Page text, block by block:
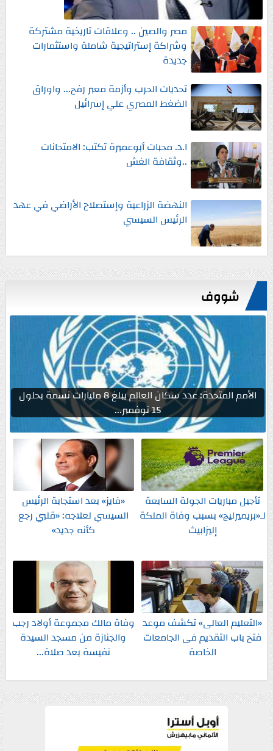
مصر والصين .. وعلاقات تاريخية مشتركة
وشراكة إستراتيجية شاملة واستثمارات
جديدة
تحديات الحرب وأزمة معبر رفح... واوراق
الضغط المصري علي إسرائيل
ا.د. محبات أبوعميرة تكتب: الامتحانات
..وثقافة الغش
النهضة الزراعية وإستصلاح الأراضي في عهد
الرئيس السيسي
شووف
الأمم المتحدة: عدد سكان العالم يبلغ 8 مليارات نسمة بحلول
15 نوفمبر...
تأجيل مباريات الجولة السابعة
لـ«بريميرليج» بسبب وفاة الملكة
إليزابيث
«فايز» بعد استجابة الرئيس
السيسي لعلاجه: «قلبي رجع
كأنه جديد»
«التعليم العالى» تكشف موعد
فتح باب التقديم فى الجامعات
الخاصة
وفاة مالك مجموعة أولاد رجب
والجنازة من مسجد السيدة
نفيسة بعد صلاة...